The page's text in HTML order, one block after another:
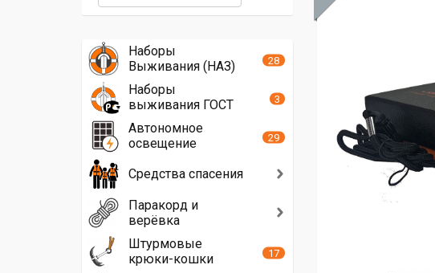
Наборы
Выживания (НАЗ)
28
Наборы
выживания ГОСТ
3
Автономное
освещение
29
Средства спасения
Паракорд и
верёвка
Штурмовые
крюки-кошки
17